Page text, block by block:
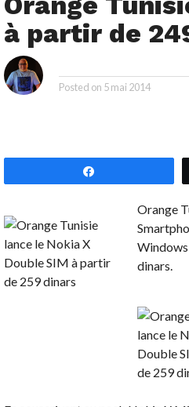
à partir de
Posted on 5 mai 2014
Orange
Windows
dinars.